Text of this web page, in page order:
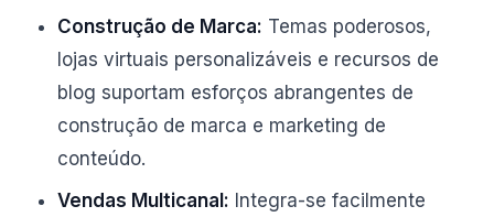
Construção de Marca: Temas poderosos,
lojas virtuais personalizáveis e recursos de
blog suportam esforços abrangentes de
construção de marca e marketing de
conteúdo.
Vendas Multicanal: Integra-se facilmente